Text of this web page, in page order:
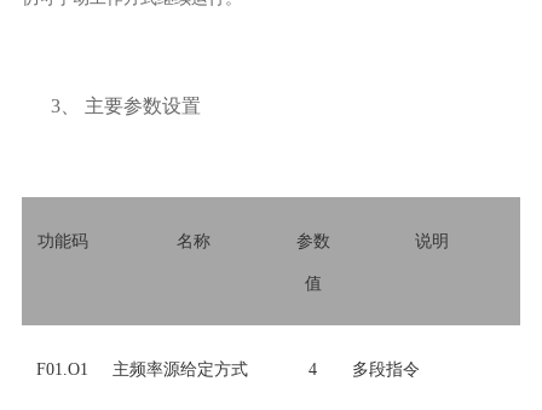
3、 主要参数设置
功能码 名称 参数
值
说明
F01.O1 主频率源给定方式 4 多段指令